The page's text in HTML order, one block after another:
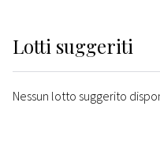
Lotti suggeriti
Nessun lotto suggerito